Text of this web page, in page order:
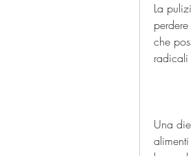
La
che
radicali
Una